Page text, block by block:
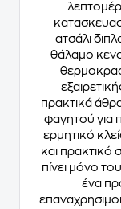
ατσάλι
θάλαμο
πρακτικά
φαγητού για
ερμητικό
και πρακτικό
πίνει μόνο
ένα